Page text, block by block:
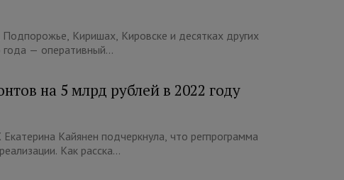
Киришах, Кировске и десятках других
года — оперативный...
на 5 млрд рублей в 2022 году
Кайянен подчеркнула, что регпрограмма
Как расска...